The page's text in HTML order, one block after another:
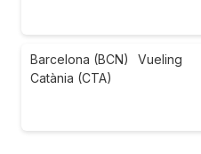
Barcelona (BCN)
Catània (CTA)
Vueling